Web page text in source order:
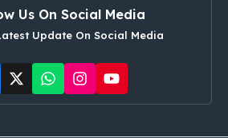
Us On Social Media
Update On Social Media